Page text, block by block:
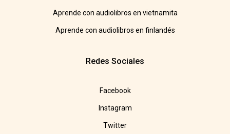
Aprende con audiolibros en vietnamita
Aprende con audiolibros en finlandés
Redes Sociales
Facebook
Instagram
Twitter